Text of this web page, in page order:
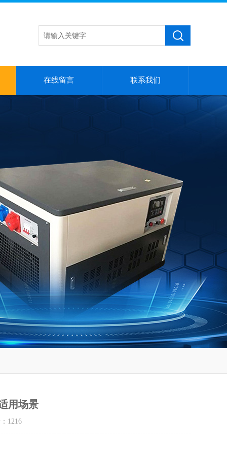
在线留言 联系我们
用场景
1216